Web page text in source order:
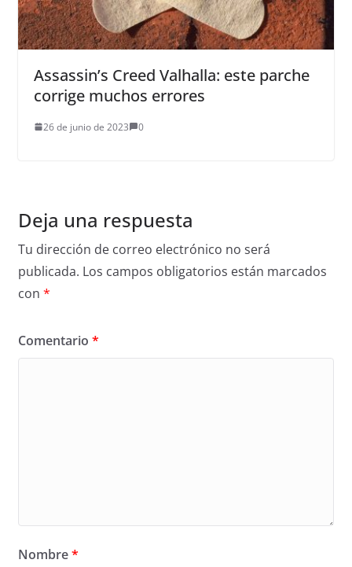
Assassin’s Creed Valhalla: este parche
corrige muchos errores
26 de junio de 2023 0
Deja una respuesta
Tu dirección de correo electrónico no será
publicada. Los campos obligatorios están marcados
con *
Comentario *
Nombre*